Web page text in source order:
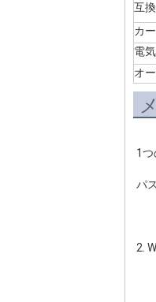
互
カ
電
オ
1
パ
2.